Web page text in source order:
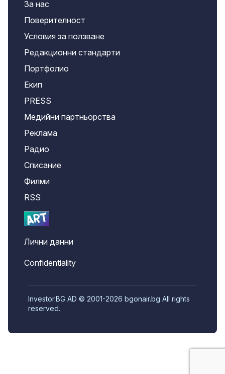
За нас
Поверителност
Условия за ползване
Редакционни стандарти
Портфолио
Екип
PRESS
Медийни партньорства
Реклама
Радио
Списание
Филми
RSS
Лични данни
Confidentiality
Investor.BG AD © 2001-2026 bgonair.bg All rights
reserved.